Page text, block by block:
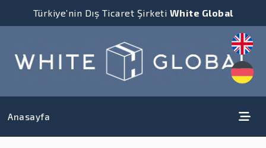
Türkiye’nin Dış Ticaret Şirketi White Global
Anasayfa